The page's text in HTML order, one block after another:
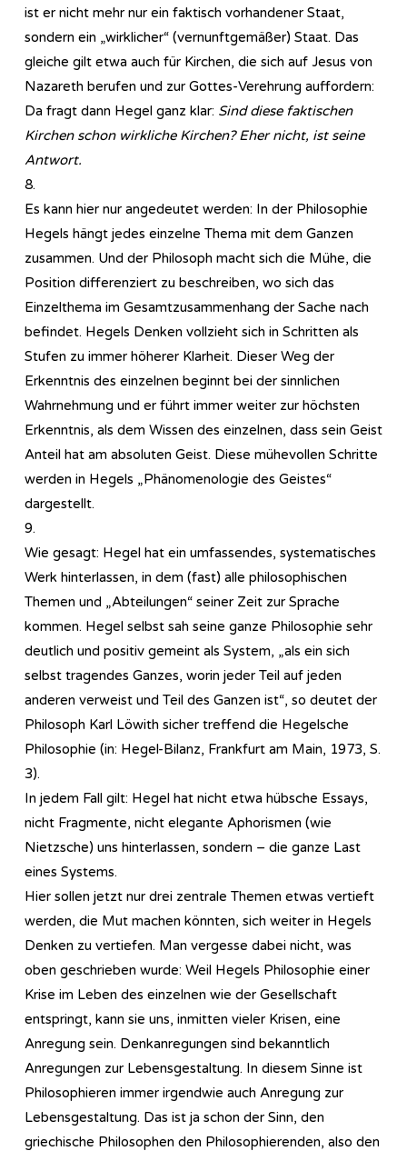
ist er nicht mehr nur ein faktisch vorhandener Staat,
sondern ein „wirklicher“ (vernunftgemäßer) Staat. Das
gleiche gilt etwa auch für Kirchen, die sich auf Jesus von
Nazareth berufen und zur Gottes-Verehrung auffordern:
Da fragt dann Hegel ganz klar: Sind diese faktischen
Kirchen schon wirkliche Kirchen? Eher nicht, ist seine
Antwort.
8.
Es kann hier nur angedeutet werden: In der Philosophie
Hegels hängt jedes einzelne Thema mit dem Ganzen
zusammen. Und der Philosoph macht sich die Mühe, die
Position differenziert zu beschreiben, wo sich das
Einzelthema im Gesamtzusammenhang der Sache nach
befindet. Hegels Denken vollzieht sich in Schritten als
Stufen zu immer höherer Klarheit. Dieser Weg der
Erkenntnis des einzelnen beginnt bei der sinnlichen
Wahrnehmung und er führt immer weiter zur höchsten
Erkenntnis, als dem Wissen des einzelnen, dass sein Geist
Anteil hat am absoluten Geist. Diese mühevollen Schritte
werden in Hegels „Phänomenologie des Geistes“
dargestellt.
9.
Wie gesagt: Hegel hat ein umfassendes, systematisches
Werk hinterlassen, in dem (fast) alle philosophischen
Themen und „Abteilungen“ seiner Zeit zur Sprache
kommen. Hegel selbst sah seine ganze Philosophie sehr
deutlich und positiv gemeint als System, „als ein sich
selbst tragendes Ganzes, worin jeder Teil auf jeden
anderen verweist und Teil des Ganzen ist“, so deutet der
Philosoph Karl Löwith sicher treffend die Hegelsche
Philosophie (in: Hegel-Bilanz, Frankfurt am Main, 1973, S.
3).
In jedem Fall gilt: Hegel hat nicht etwa hübsche Essays,
nicht Fragmente, nicht elegante Aphorismen (wie
Nietzsche) uns hinterlassen, sondern – die ganze Last
eines Systems.
Hier sollen jetzt nur drei zentrale Themen etwas vertieft
werden, die Mut machen könnten, sich weiter in Hegels
Denken zu vertiefen. Man vergesse dabei nicht, was
oben geschrieben wurde: Weil Hegels Philosophie einer
Krise im Leben des einzelnen wie der Gesellschaft
entspringt, kann sie uns, inmitten vieler Krisen, eine
Anregung sein. Denkanregungen sind bekanntlich
Anregungen zur Lebensgestaltung. In diesem Sinne ist
Philosophieren immer irgendwie auch Anregung zur
Lebensgestaltung. Das ist ja schon der Sinn, den
griechische Philosophen den Philosophierenden, also den